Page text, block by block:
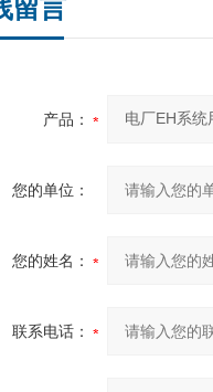
留言
产品：
您的单位：
您的姓名：
联系电话：